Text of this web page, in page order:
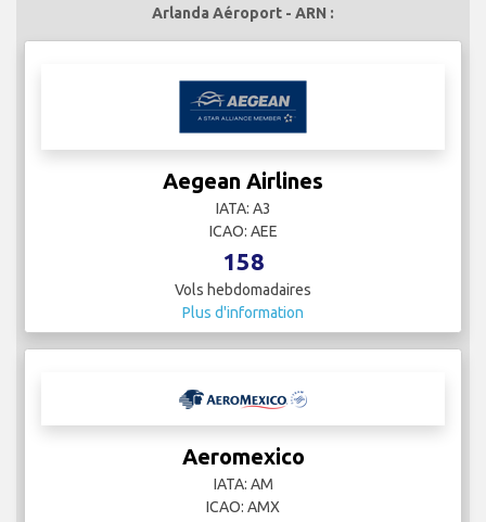
Arlanda Aéroport - ARN :
Aegean Airlines
IATA: A3
ICAO: AEE
158
Vols hebdomadaires
Plus d'information
Aeromexico
IATA: AM
ICAO: AMX